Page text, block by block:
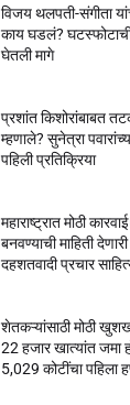
विजय थलपती-संगीता
काय घडलं?
घेतली मागे
प्रशांत किशोरांबाबत
म्हणाले? सुनेत्रा
पहिली प्रतिक्रिया
महाराष्ट्रात मोठी
बनवण्याची माहिती
दहशतवादी प्रचार
शेतकऱ्यांसाठी मोठी
22 हजार खात्यांत जमा
5,029 कोटींचा पहिला